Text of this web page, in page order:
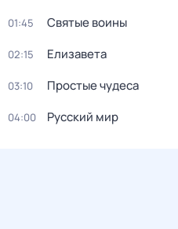
01:45 Святые воины
02:15 Елизавета
03:10 Простые чудеса
04:00 Русский мир